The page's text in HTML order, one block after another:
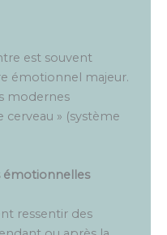
est souvent
émotionnel majeur.
modernes
» (système
émotionnelles
ressentir des